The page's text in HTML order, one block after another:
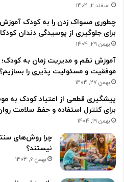
اسفند 2, 1404
برای جلوگیری از پوسیدگی دندان
بهمن 29, 1404
آموزش نظم و مدیریت زمان به کودک؛
موفقیت و مسئولیت پذیری را بسازیم؟
بهمن 27, 1404
پیشگیری قطعی از اعتیاد کودک به
برای کنترل استفاده و حفظ سلامت
بهمن 19, 1404
چرا روش‌های
نیستند؟
بهمن 6, 1404